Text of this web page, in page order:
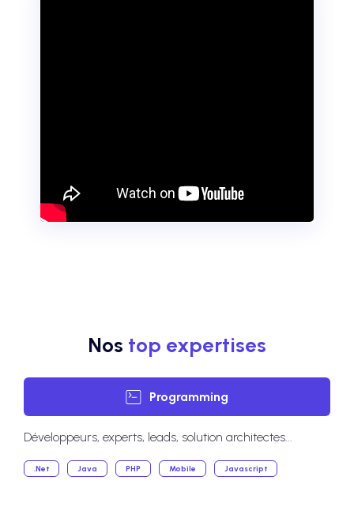
Nos top expertises
Programming
Développeurs, experts, leads, solution architectes...
.Net Java PHP Mobile Javascript